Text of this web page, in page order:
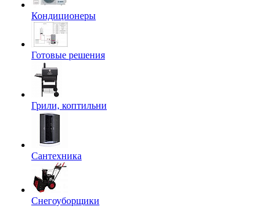
Кондиционеры
Готовые решения
Грили, коптильни
Сантехника
Снегоуборщики